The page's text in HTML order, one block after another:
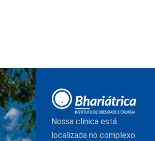
Nossa clínica está
localizada no complexo